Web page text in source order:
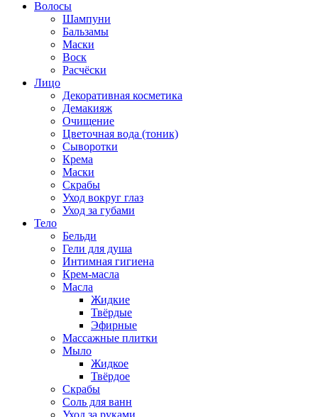
Волосы
Шампуни
Бальзамы
Маски
Воск
Расчёски
Лицо
Декоративная косметика
Демакияж
Очищение
Цветочная вода (тоник)
Сыворотки
Крема
Маски
Скрабы
Уход вокруг глаз
Уход за губами
Тело
Бельди
Гели для душа
Интимная гигиена
Крем-масла
Масла
Жидкие
Твёрдые
Эфирные
Массажные плитки
Мыло
Жидкое
Твёрдое
Скрабы
Соль для ванн
Уход за руками